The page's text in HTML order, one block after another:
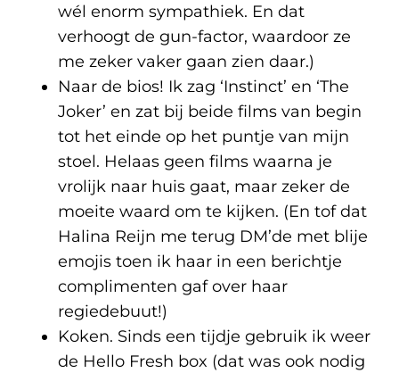
wél enorm sympathiek. En dat
verhoogt de gun-factor, waardoor ze
me zeker vaker gaan zien daar.)
Naar de bios! Ik zag ‘Instinct’ en ‘The
Joker’ en zat bij beide films van begin
tot het einde op het puntje van mijn
stoel. Helaas geen films waarna je
vrolijk naar huis gaat, maar zeker de
moeite waard om te kijken. (En tof dat
Halina Reijn me terug DM’de met blije
emojis toen ik haar in een berichtje
complimenten gaf over haar
regiedebuut!)
Koken. Sinds een tijdje gebruik ik weer
de Hello Fresh box (dat was ook nodig